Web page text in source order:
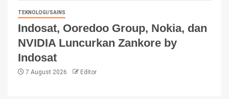
TEKNOLOGI/SAINS
Indosat, Ooredoo Group, Nokia, dan
NVIDIA Luncurkan Zankore by
Indosat
7 August 2026 Editor